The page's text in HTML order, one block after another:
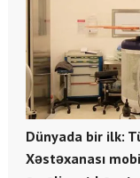
Dünyada bir ilk:
Xəstəxanası